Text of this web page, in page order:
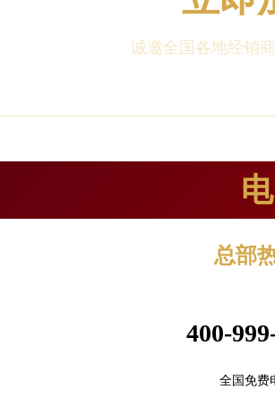
诚邀全国各地经销
电
总部
400-
全国免费